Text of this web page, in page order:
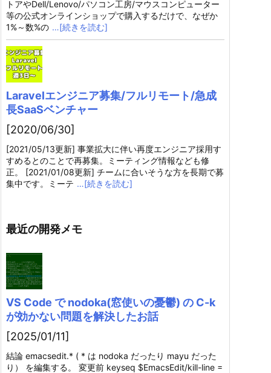
トアやDell/Lenovo/パソコン工房/マウスコンピューター
等の公式オンラインショップで購入するだけで、なぜか
1%～数%の …[続きを読む]
Laravelエンジニア募集/フルリモート/急成
長SaaSベンチャー
[2020/06/30]
[2021/05/13更新] 事業拡大に伴い再度エンジニア採用す
すめるとのことで再募集。ミーティング情報なども修
正。 [2021/01/08更新] チームに合いそうな方を長期で募
集中です。ミーテ …[続きを読む]
最近の開発メモ
VS Code で nodoka(窓使いの憂鬱) の C-k
が効かない問題を解決したお話
[2025/01/11]
結論 emacsedit.* ( * は nodoka だったり mayu だった
り） を編集する。 変更前 keyseq $EmacsEdit/kill-line =